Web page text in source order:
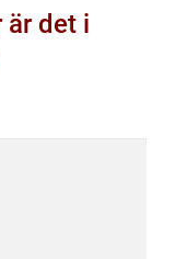
är det i